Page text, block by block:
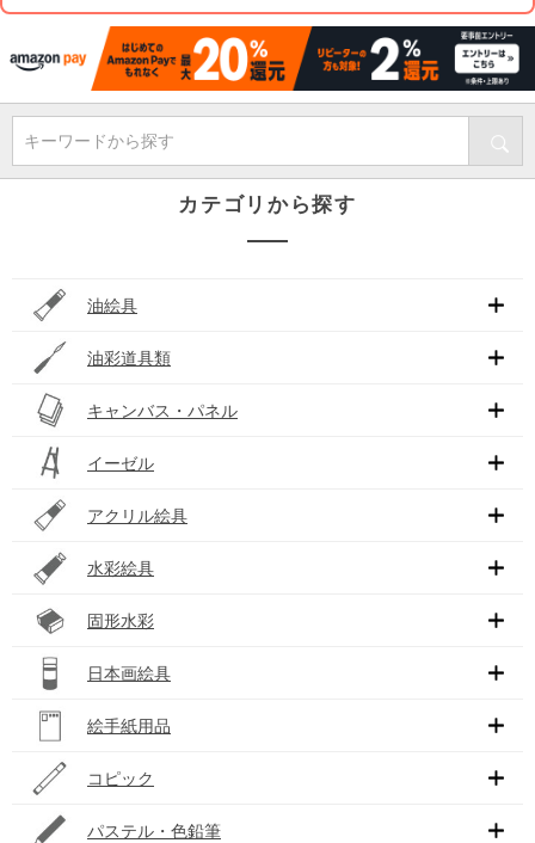
キーワードから探す
カテゴリから探す
油絵具
油彩道具類
キャンバス・パネル
イーゼル
アクリル絵具
水彩絵具
固形水彩
日本画絵具
絵手紙用品
コピック
パステル・色鉛筆